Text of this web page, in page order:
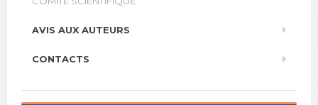
AVIS AUX AUTEURS
CONTACTS